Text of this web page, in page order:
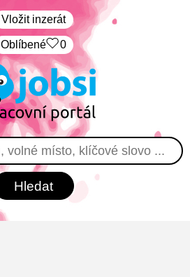
Vložit inzerát
Oblíbené 0